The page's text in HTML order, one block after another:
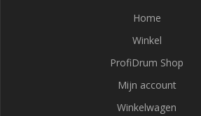
Home
Winkel
ProfiDrum Shop
Mijn account
Winkelwagen